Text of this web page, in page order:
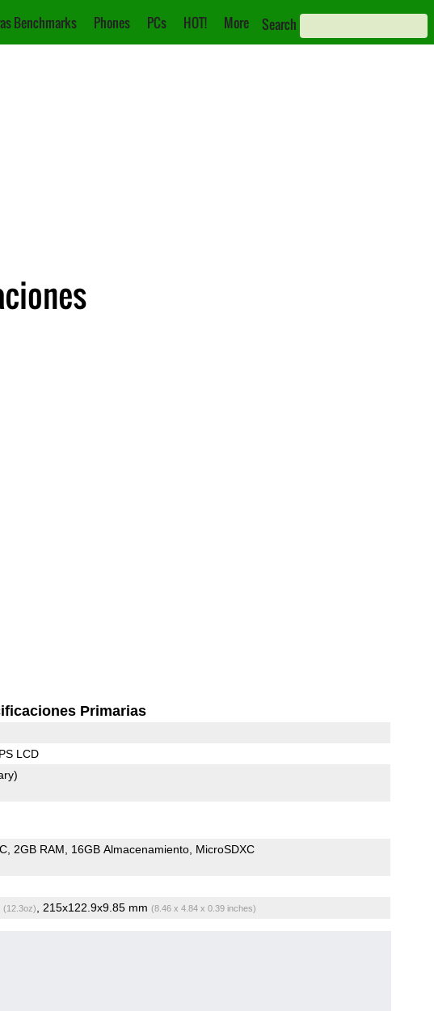
Benchmarks Phones PCs HOT! More Search
Primarias
LCD
2GB RAM 16GB Almacenamiento MicroSDXC
(12.3oz) , 215x122.9x9.85 mm (8.46 x 4.84 x 0.39 inches)